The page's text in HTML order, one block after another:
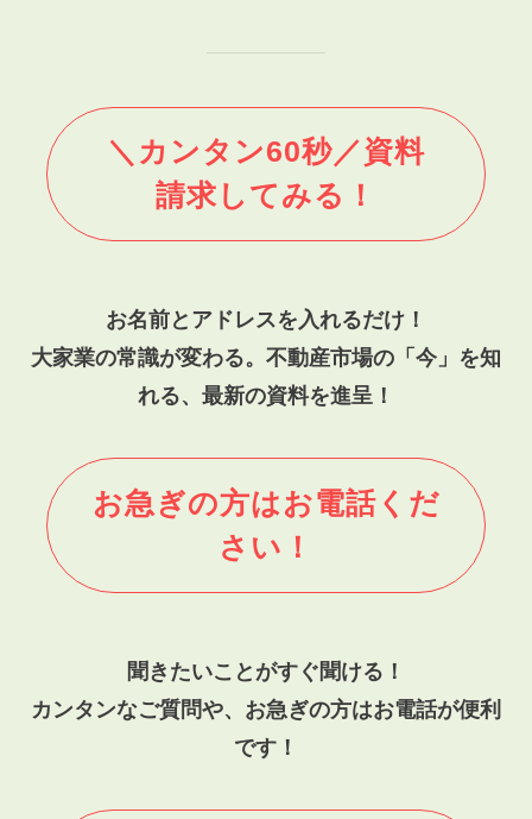
＼カンタン60秒／資料
請求してみる！
お名前とアドレスを入れるだけ！
大家業の常識が変わる。不動産市場の「今」を知
れる、最新の資料を進呈！
お急ぎの方はお電話くだ
さい！
聞きたいことがすぐ聞ける！
カンタンなご質問や、お急ぎの方はお電話が便利
です！